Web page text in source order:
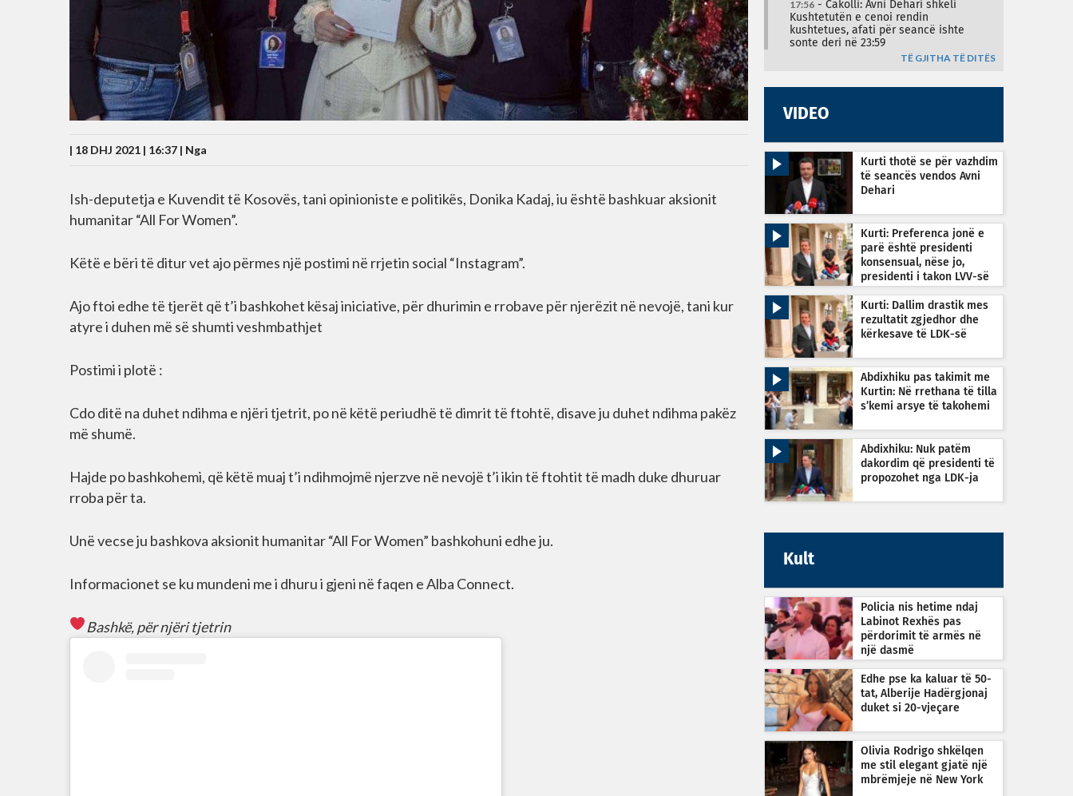
| 18 DHJ 2021 | 16:37 | Nga
Ish-deputetja e Kuvendit të Kosovës, tani opinioniste e politikës, Donika Kadaj, iu është bashkuar aksionit
humanitar “All For Women”.
Këtë e bëri të ditur vet ajo përmes një postimi në rrjetin social “Instagram”.
Ajo ftoi edhe të tjerët që t’i bashkohet kësaj iniciative, për dhurimin e rrobave për njerëzit në nevojë, tani kur
atyre i duhen më së shumti veshmbathjet
Postimi i plotë :
Cdo ditë na duhet ndihma e njëri tjetrit, po në këtë periudhë të dimrit të ftohtë, disave ju duhet ndihma pakëz
më shumë.
Hajde po bashkohemi, që këtë muaj t’i ndihmojmë njerzve në nevojë t’i ikin të ftohtit të madh duke dhuruar
rroba për ta.
Unë vecse ju bashkova aksionit humanitar “All For Women” bashkohuni edhe ju.
Informacionet se ku mundeni me i dhuru i gjeni në faqen e Alba Connect.
Bashkë, për njëri tjetrin
17:56 - Cakolli: Avni Dehari shkeli
Kushtetutën e cenoi rendin
kushtetues, afati për seancë ishte
sonte deri në 23:59
TË GJITHA TË DITËS
VIDEO
Kurti thotë se për vazhdim
të seancës vendos Avni
Dehari
Kurti: Preferenca jonë e
parë është presidenti
konsensual, nëse jo,
presidenti i takon LVV-së
Kurti: Dallim drastik mes
rezultatit zgjedhor dhe
kërkesave të LDK-së
Abdixhiku pas takimit me
Kurtin: Në rrethana të tilla
s’kemi arsye të takohemi
Abdixhiku: Nuk patëm
dakordim që presidenti të
propozohet nga LDK-ja
Kult
Policia nis hetime ndaj
Labinot Rexhës pas
përdorimit të armës në
një dasmë
Edhe pse ka kaluar të 50-
tat, Alberije Hadërgjonaj
duket si 20-vjeçare
Olivia Rodrigo shkëlqen
me stil elegant gjatë një
mbrëmjeje në New York